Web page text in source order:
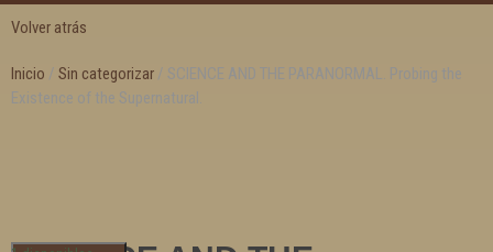
Volver atrás
Inicio / Sin categorizar / SCIENCE AND THE PARANORMAL. Probing the
Existence of the Supernatural.